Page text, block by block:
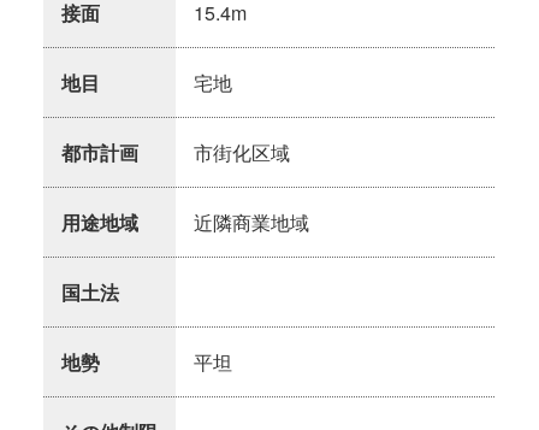
接面 15.4m
地目 宅地
都市計画 市街化区域
用途地域 近隣商業地域
国土法
地勢 平坦